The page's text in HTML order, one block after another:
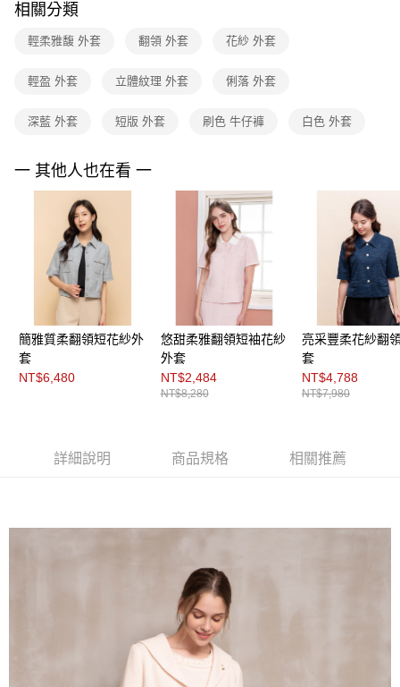
結帳頁面，進行簡訊認證並確認金額後，即可完成結帳。
３．收到繳費通知簡訊後14天內，點擊此簡訊中的連結，可透過四大超商／
※ 請注意：結帳手續完成當下不需立刻繳費，但若您需要取消訂單，請聯絡
※ 交易是否成功請以「AFTEE先享後付 」之結帳頁面顯示為準，若有關於
【注意事項】
１．透過由恩沛科技股份有限公司提供之「AFTEE先享後付」服務完成之交
易，需依本服務之必要範圍內提供個人資料，並將交易相關給付款項請求債
權轉讓予恩沛科技股份有限公司。
２．關於個人資料處理事宜，請瀏覽以下網址：
https://aftee.tw/terms/#terms3
３．未成年的使用者請事先徵得法定代理人或監護人之同意方可使用
「AFTEE先享後付」，若未經同意申辦者引起之損失，本公司不負相關責
４．使用「AFTEE先享後付」時，將依據個別帳號之用戶狀況，依本公司即
時審查核予不同之上限額度；若仍有額度不足之情形，本公司將視審查結果
請求用戶進行身份認證。
５．嚴禁一人註冊多個帳號或使用他人資訊註冊。若發現惡意使用之情形，
恩沛科技股份有限公司將有權停止該用戶之使用額度並採取法律行動。
付款後7-11取貨
每筆NT$90，滿NT$3,600(含以上)免運費
離島宅配 (蘭嶼恕不配送)
相關分類
輕柔雅馥 外套 翻領 外套 花紗 外套
輕盈 外套 立體紋理 外套 俐落 外套
深藍 外套 短版 外套 刷色 牛仔褲 白色 外套
一 其他人也在看 一
簡雅質柔翻領短花紗外
套
NT$6,480
悠甜柔雅翻領短袖花紗
外套
NT$2,484
NT$8,280
亮采豐柔花紗翻
套
NT$4,788
NT$7,980
詳細說明 商品規格 相關推薦